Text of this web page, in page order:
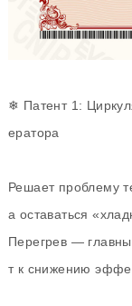
❄ Патент 1:
ератора
Решает проблему
а оставаться
Перегрев —
т к снижению